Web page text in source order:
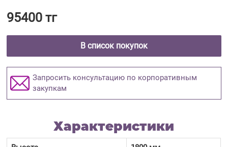
95400 тг
В список покупок
Запросить консультацию по корпоративным
закупкам
Характеристики